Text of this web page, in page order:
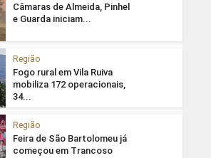
Câmaras de Almeida, Pinhel
e Guarda iniciam...
Região
Fogo rural em Vila Ruiva
mobiliza 172 operacionais,
34...
Região
Feira de São Bartolomeu já
começou em Trancoso